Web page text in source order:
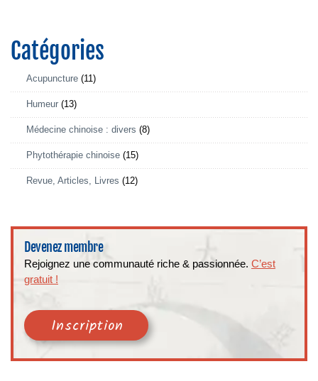
Catégories
Acupuncture (11)
Humeur (13)
Médecine chinoise : divers (8)
Phytothérapie chinoise (15)
Revue, Articles, Livres (12)
Devenez membre
Rejoignez une communauté riche & passionnée. C’est
gratuit !
Inscription